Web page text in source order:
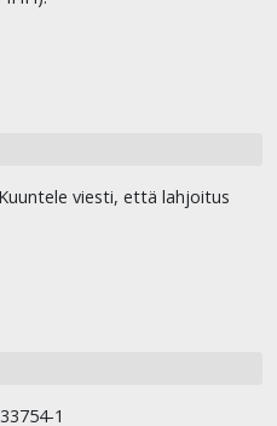
viesti, että lahjoitus
1